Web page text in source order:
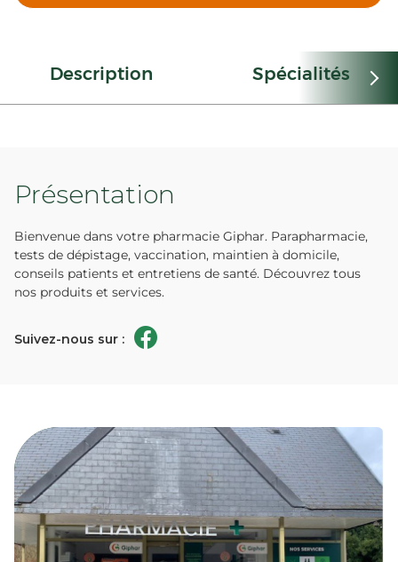
Description Spécialités
Présentation
Bienvenue dans votre pharmacie Giphar. Parapharmacie,
tests de dépistage, vaccination, maintien à domicile,
conseils patients et entretiens de santé. Découvrez tous
nos produits et services.
Suivez-nous sur :